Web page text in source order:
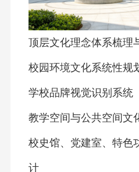
顶层文化理念体系梳理
校园环境文化系统性规
学校品牌视觉识别系统
教学空间与公共空间文
校史馆、党建室、特色
计